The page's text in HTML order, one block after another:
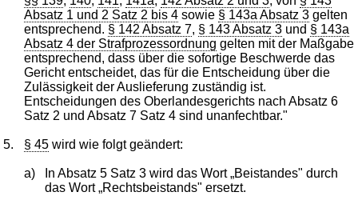
Absatz 1 und 2 Satz 2 bis 4 sowie § 143a Absatz 3 gelten
entsprechend. § 142 Absatz 7, § 143 Absatz 3 und § 143a
Absatz 4 der Strafprozessordnung gelten mit der Maßgabe
entsprechend, dass über die sofortige Beschwerde das
Gericht entscheidet, das für die Entscheidung über die
Zulässigkeit der Auslieferung zuständig ist.
Entscheidungen des Oberlandesgerichts nach Absatz 6
Satz 2 und Absatz 7 Satz 4 sind unanfechtbar."
5. § 45 wird wie folgt geändert:
a)
In Absatz 5 Satz 3 wird das Wort „Beistandes" durch
das Wort „Rechtsbeistands" ersetzt.